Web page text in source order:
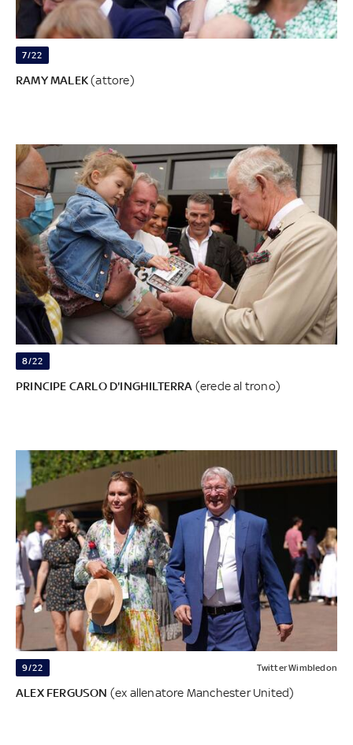
7/22
RAMY MALEK(attore)
8/22
PRINCIPE CARLO D'INGHILTERRA (erede al trono)
9/22 Twitter Wimbledon
ALEX FERGUSON (ex allenatore Manchester United)